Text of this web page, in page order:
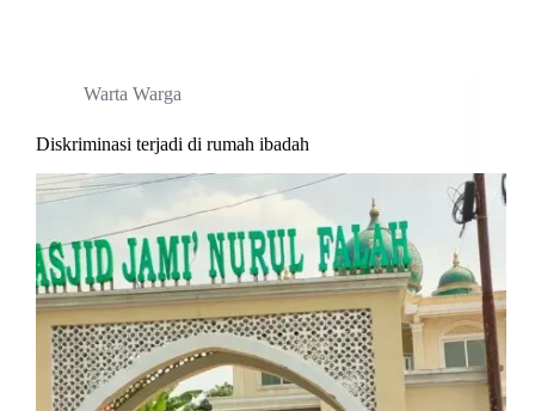
Warta Warga
Diskriminasi terjadi di rumah ibadah